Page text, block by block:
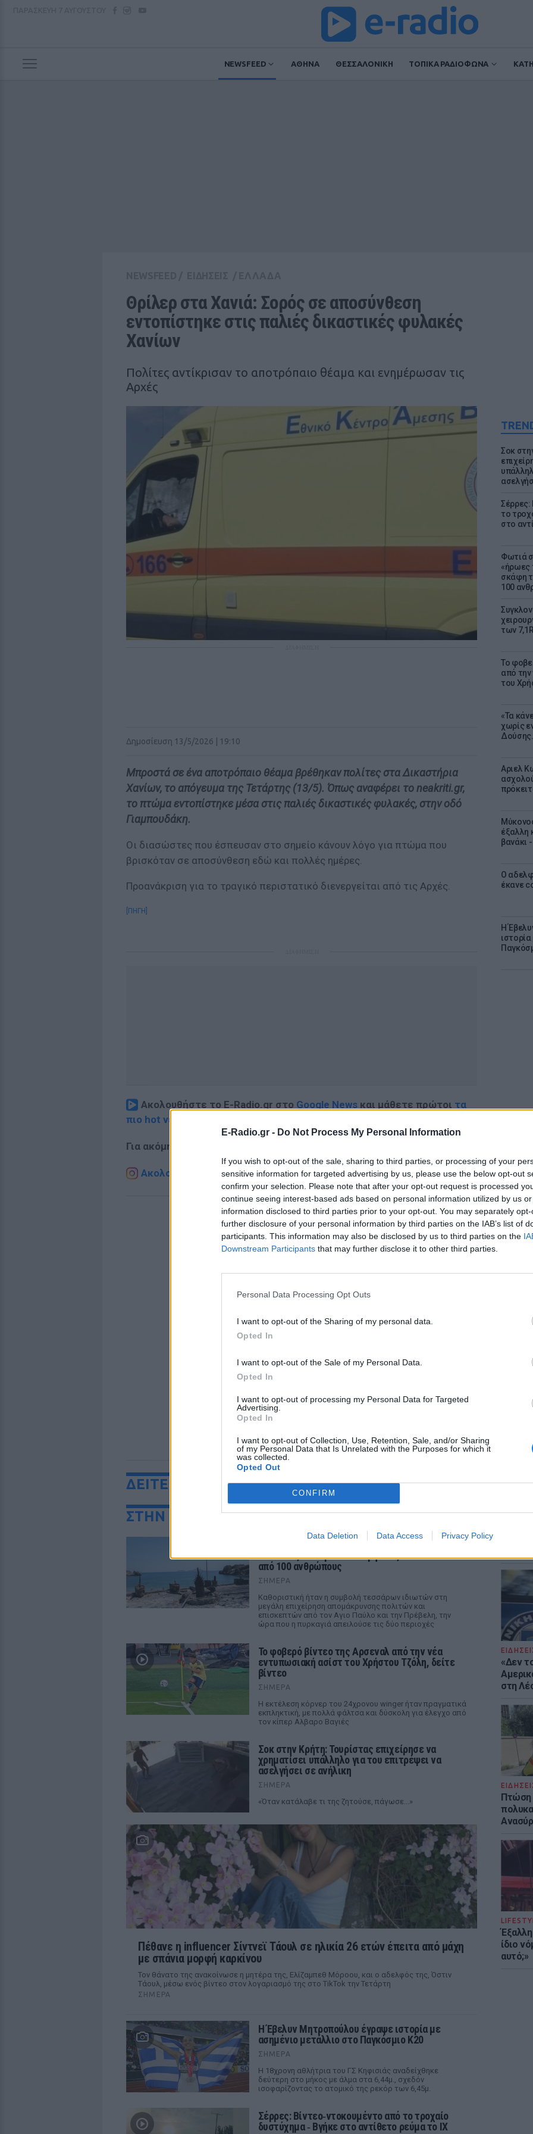
E-Radio.gr - Do Not Process My Personal Information
If you wish to opt-out of the sale, sharing to third parties, or processing of your
sensitive information for targeted advertising by us, please use the below opt-out
confirm your selection. Please note that after your opt-out request is processed
continue seeing interest-based ads based on personal information utilized by us
information disclosed to third parties prior to your opt-out. You may separately
further disclosure of your personal information by third parties on the IAB’s list of
participants. This information may also be disclosed by us to third parties on the
Downstream Participants that may further disclose it to other third parties.
Personal Data Processing Opt Outs
I want to opt-out of the Sharing of my personal data.
Opted In
I want to opt-out of the Sale of my Personal Data.
Opted In
I want to opt-out of processing my Personal Data for Targeted
Advertising.
Opted In
I want to opt-out of Collection, Use, Retention, Sale, and/or Sharing
of my Personal Data that Is Unrelated with the Purposes for which it
was collected.
Opted Out
CONFIRM
Data Deletion Data Access Privacy Policy
NEWSFEED ΑΘΗΝΑ ΘΕΣΣΑΛΟΝΙΚΗ ΤΟΠΙΚΑ ΡΑΔΙΟΦΩΝΑ
Σοκ
Σέρρες:
το
στο
Φωτιά
«ήρωες
σκάφη
100
των
Το
από την
του
«Τα
χωρίς
Αριελ
έξαλλη
βανάκι
Ο
έκανε
Η
Η
«Δεν
στη
Πτώση
ίδιο
αυτό;»
Θρίλερ στα Χανιά: Σορός σε αποσύνθεση
εντοπίστηκε στις παλιές δικαστικές φυλακές
Χανίων
Πολίτες αντίκρισαν το αποτρόπαιο θέαμα και ενημέρωσαν τις
Αρχές
Δημοσίευση 13/5/2026 | 19:10
Μπροστά σε ένα αποτρόπαιο θέαμα βρέθηκαν πολίτες στα Δικαστήρια
Χανίων, το απόγευμα της Τετάρτης (13/5). Όπως αναφέρει το neakriti.gr,
το πτώμα εντοπίστηκε μέσα στις παλιές δικαστικές φυλακές, στην οδό
Γιαμπουδάκη.
Οι διασώστες που έσπευσαν στο σημείο κάνουν λόγο για πτώμα που
βρισκόταν σε αποσύνθεση εδώ και πολλές ημέρες.
Προανάκριση για το τραγικό περιστατικό διενεργείται από τις Αρχές.
[ΠΗΓΗ]
Ακολουθήστε το E-Radio.gr στο Google News και μάθετε πρώτοι τα
πιο hot νέα
Για ακόμη περισσότερα
Ακολουθήστε το E-Radio.gr και στο Instagram
ΔΙΑΦΗΜΙΣΗ
ΔΕΙΤΕ ΕΠΙΣΗΣ
ΣΤΗΝ ΙΔΙΑ ΚΑΤΗΓΟΡΙΑ
θάλασσας» που με τα σκάφη τους έσωσαν πάνω
από 100 ανθρώπους
ΣΉΜΕΡΑ
Καθοριστική ήταν η συμβολή τεσσάρων ιδιωτών στη
μεγάλη επιχείρηση απομάκρυνσης πολιτών και
επισκεπτών από τον Αγιο Παύλο και την Πρέβελη, την
ώρα που η πυρκαγιά απειλούσε τις δύο περιοχές
Το φοβερό βίντεο της Αρσεναλ από την νέα
εντυπωσιακή ασίστ του Χρήστου Τζόλη, δείτε
βίντεο
ΣΉΜΕΡΑ
Η εκτέλεση κόρνερ του 24χρονου winger ήταν πραγματικά
εκπληκτική, με πολλά φάλτσα και δύσκολη για έλεγχο από
τον κίπερ Αλβαρο Βαγιές
Σοκ στην Κρήτη: Τουρίστας επιχείρησε να
χρηματίσει υπάλληλο για του επιτρέψει να
ασελγήσει σε ανήλικη
ΣΉΜΕΡΑ
«Όταν κατάλαβε τι της ζητούσε, πάγωσε...»
Πέθανε η influencer Σίντνεϊ Τάουλ σε ηλικία 26 ετών έπειτα από μάχη
με σπάνια μορφή καρκίνου
Τον θάνατο της ανακοίνωσε η μητέρα της, Ελίζαμπεθ Μόροου, και ο αδελφός της, Όστιν
Τάουλ, μέσω ενός βίντεο στον λογαριασμό της στο TikTok την Τετάρτη
ΣΉΜΕΡΑ
Η Έβελυν Μητροπούλου έγραψε ιστορία με
ασημένιο μετάλλιο στο Παγκόσμιο Κ20
ΣΉΜΕΡΑ
Η 18χρονη αθλήτρια του ΓΣ Κηφισιάς αναδείχθηκε
δεύτερη στο μήκος με άλμα στα 6,44μ., σχεδόν
ισοφαρίζοντας το ατομικό της ρεκόρ των 6,45μ.
Σέρρες: Βίντεο‑ντοκουμέντο από το τροχαίο
δυστύχημα ‑ Βγήκε στο αντίθετο ρεύμα το ΙΧ